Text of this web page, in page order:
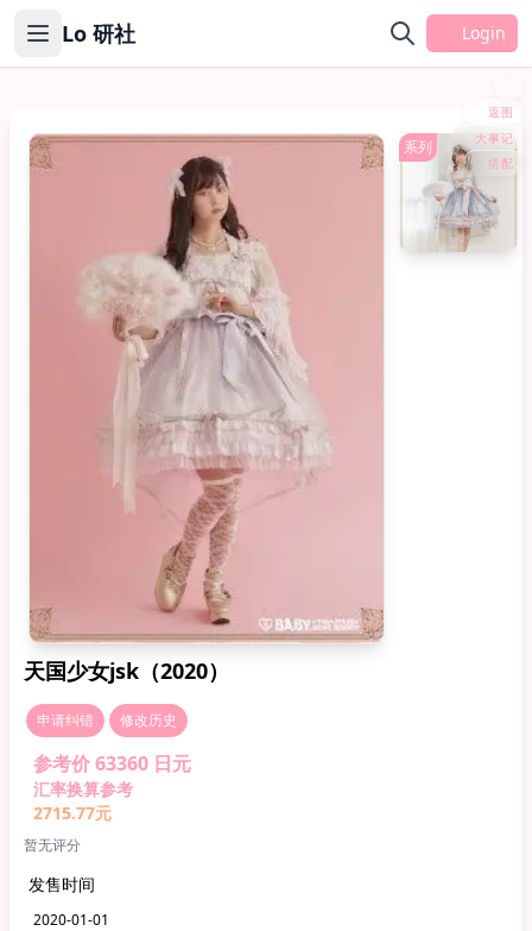
Lo 研社 Login
返图
大事记
搭配
JSK 系列
天国少女jsk（2020）
申请纠错 修改历史
参考价 63360 日元
汇率换算参考
2715.77元
暂无评分
发售时间
2020-01-01